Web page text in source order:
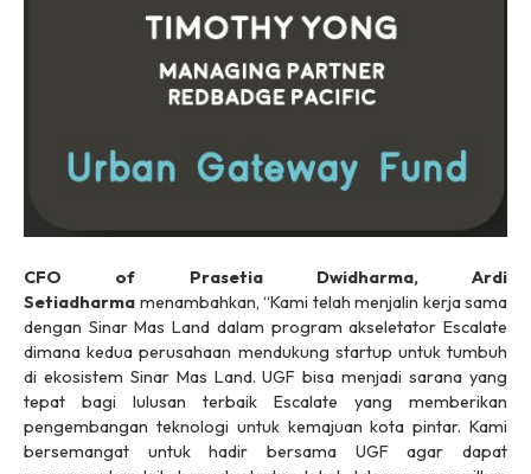
CFO of Prasetia Dwidharma, Ardi
Setiadharma menambahkan, “Kami telah menjalin kerja sama
dengan Sinar Mas Land dalam program akseletator Escalate
dimana kedua perusahaan mendukung startup untuk tumbuh
di ekosistem Sinar Mas Land. UGF bisa menjadi sarana yang
tepat bagi lulusan terbaik Escalate yang memberikan
pengembangan teknologi untuk kemajuan kota pintar. Kami
bersemangat untuk hadir bersama UGF agar dapat